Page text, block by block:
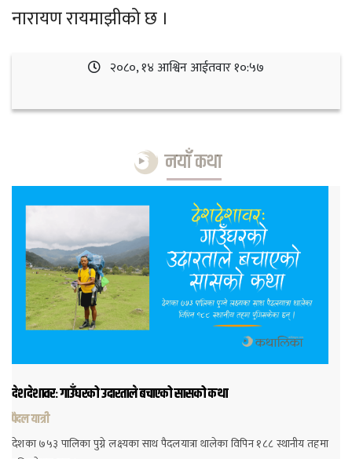
नारायण रायमाझीको छ ।
२०८०, १४ आश्विन आईतवार १०:५७
नयाँ कथा
देशदेशावरः गाउँघरको उदारताले बचाएको सासको कथा
पैदल यात्री
देशका ७५३ पालिका पुग्ने लक्ष्यका साथ पैदलयात्रा थालेका विपिन १८८ स्थानीय तहमा